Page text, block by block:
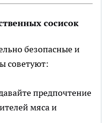
сосисок
безопасные и
советуют:
предпочтение
мяса и